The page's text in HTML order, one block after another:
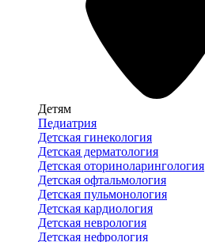
Детям
Педиатрия
Детская гинекология
Детская дерматология
Детская оториноларингология
Детская офтальмология
Детская пульмонология
Детская кардиология
Детская неврология
Детская нефрология